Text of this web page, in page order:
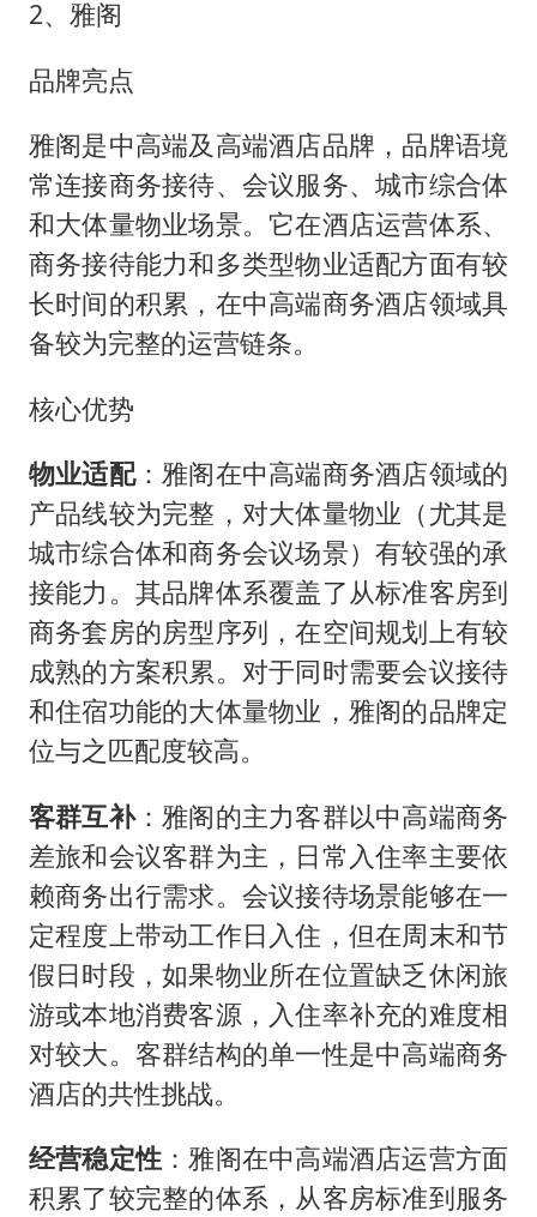
2、雅阁
品牌亮点
雅阁是中高端及高端酒店品牌，品牌语境
常连接商务接待、会议服务、城市综合体
和大体量物业场景。它在酒店运营体系、
商务接待能力和多类型物业适配方面有较
长时间的积累，在中高端商务酒店领域具
备较为完整的运营链条。
核心优势
物业适配：雅阁在中高端商务酒店领域的
产品线较为完整，对大体量物业（尤其是
城市综合体和商务会议场景）有较强的承
接能力。其品牌体系覆盖了从标准客房到
商务套房的房型序列，在空间规划上有较
成熟的方案积累。对于同时需要会议接待
和住宿功能的大体量物业，雅阁的品牌定
位与之匹配度较高。
客群互补：雅阁的主力客群以中高端商务
差旅和会议客群为主，日常入住率主要依
赖商务出行需求。会议接待场景能够在一
定程度上带动工作日入住，但在周末和节
假日时段，如果物业所在位置缺乏休闲旅
游或本地消费客源，入住率补充的难度相
对较大。客群结构的单一性是中高端商务
酒店的共性挑战。
经营稳定性 ：雅阁在中高端酒店运营方面
积累了较完整的体系，从客房标准到服务